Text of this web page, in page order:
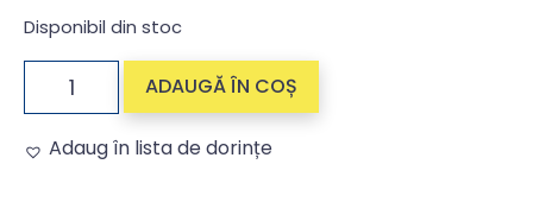
Disponibil din stoc
ADAUGĂ ÎN COȘ
Adaug în lista de dorințe